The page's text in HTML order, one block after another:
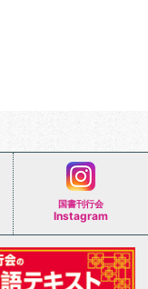
国書刊行会
Instagram